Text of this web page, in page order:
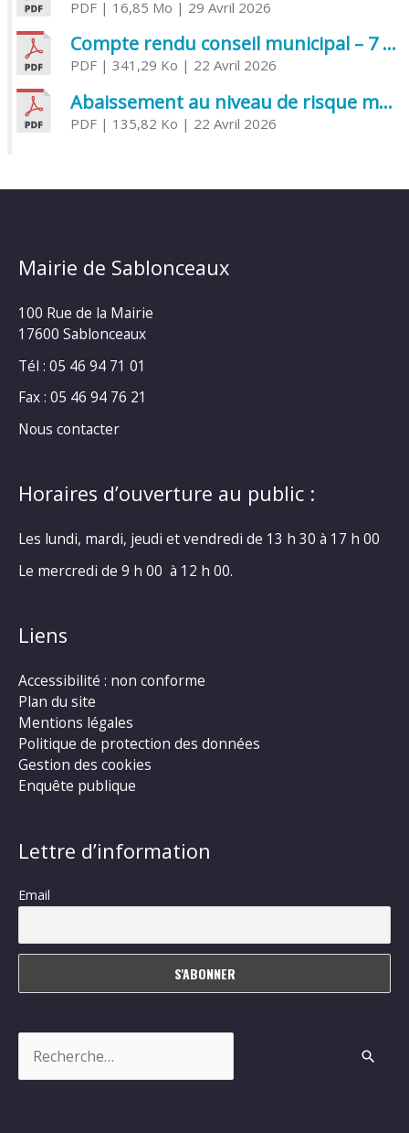
PDF| 16,85 Mo | 29 Avril 2026
Compte rendu conseil municipal – 7 avril 2026
PDF| 341,29 Ko | 22 Avril 2026
Abaissement au niveau de risque modéré de l’Influenza aviaire
PDF| 135,82 Ko | 22 Avril 2026
Mairie de Sablonceaux
100 Rue de la Mairie
17600 Sablonceaux
Tél : 05 46 94 71 01
Fax : 05 46 94 76 21
Nous contacter
Horaires d’ouverture au public :
Les lundi, mardi, jeudi et vendredi de 13 h 30 à 17 h 00
Le mercredi de 9 h 00 à 12 h 00.
Liens
Accessibilité : non conforme
Plan du site
Mentions légales
Politique de protection des données
Gestion des cookies
Enquête publique
Lettre d’information
Email